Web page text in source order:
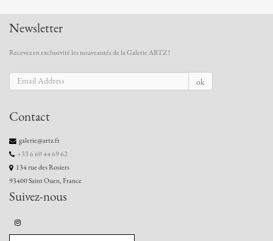
Newsletter
Recevez en exclusivité les nouveautés de la Galerie ARTZ !
ok
Contact
galerie@artz.fr
+33 6 60 44 69 62
134 rue des Rosiers
93400 Saint Ouen, France
Suivez-nous